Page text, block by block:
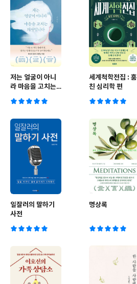
저는 얼굴이 아니
라 마음을 고치는
세계척학전집 : 훔
친 심리학 편
일잘러의 말하기
사전
명상록